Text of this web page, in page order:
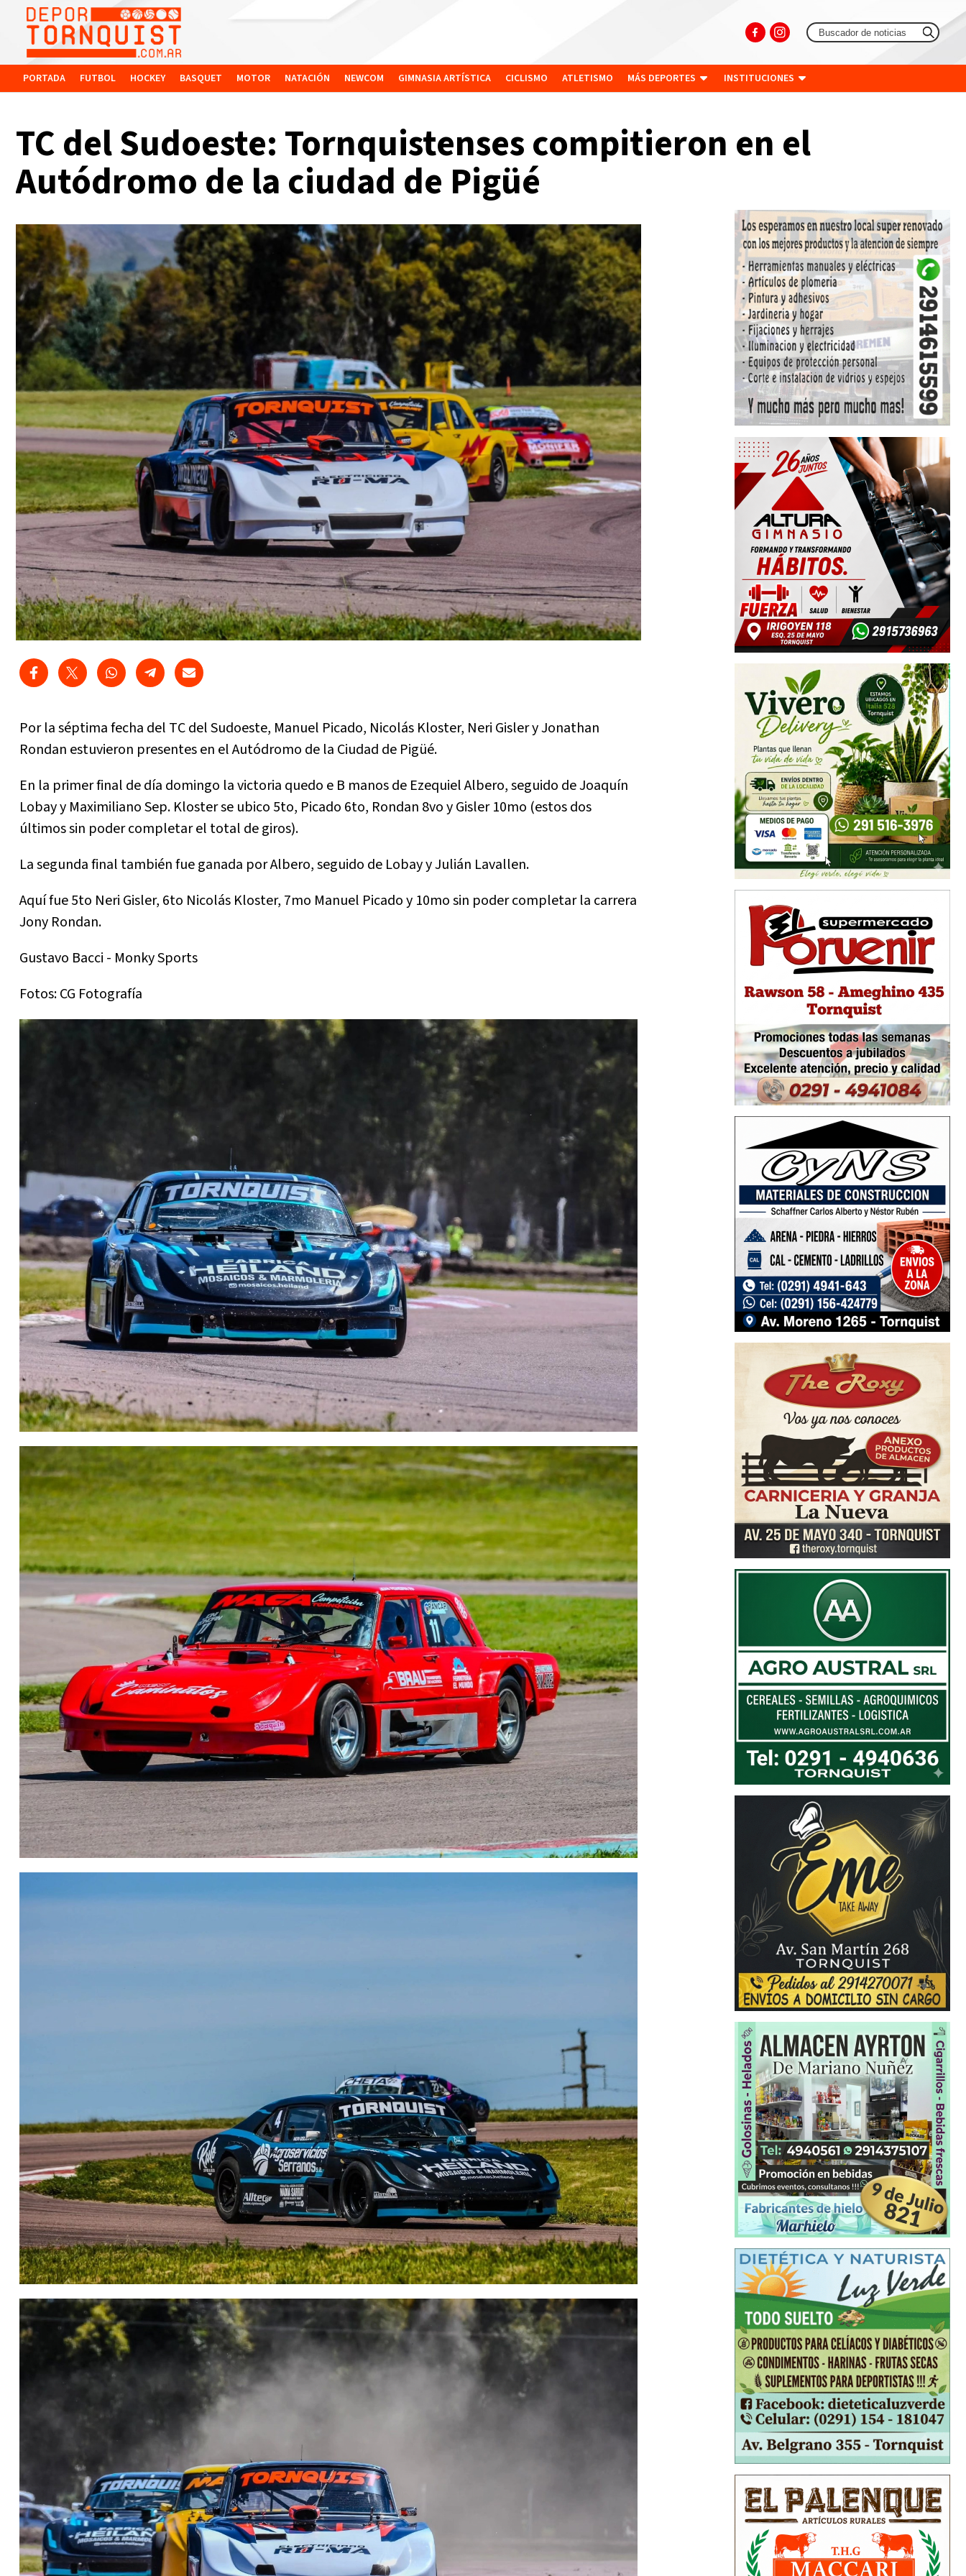
PORTADA FUTBOL HOCKEY BASQUET MOTOR NATACIÓN NEWCOM GIMNASIA ARTÍSTICA CICLISMO ATLETISMO MÁS DEPORTES INSTITUCIONES
TC del Sudoeste: Tornquistenses compitieron en el
Autódromo de la ciudad de Pigüé
Por la séptima fecha del TC del Sudoeste, Manuel Picado, Nicolás Kloster, Neri Gisler y Jonathan
Rondan estuvieron presentes en el Autódromo de la Ciudad de Pigüé.
En la primer final de día domingo la victoria quedo e B manos de Ezequiel Albero, seguido de Joaquín
Lobay y Maximiliano Sep. Kloster se ubico 5to, Picado 6to, Rondan 8vo y Gisler 10mo (estos dos
últimos sin poder completar el total de giros).
La segunda final también fue ganada por Albero, seguido de Lobay y Julián Lavallen.
Aquí fue 5to Neri Gisler, 6to Nicolás Kloster, 7mo Manuel Picado y 10mo sin poder completar la carrera
Jony Rondan.
Gustavo Bacci - Monky Sports
Fotos: CG Fotografía